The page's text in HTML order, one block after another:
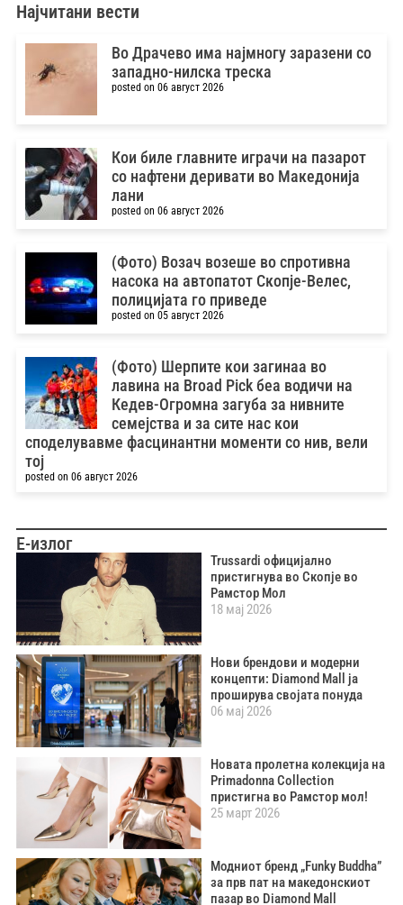
Најчитани вести
Во Драчево има најмногу заразени со
западно-нилска треска
posted on 06 август 2026
Кои биле главните играчи на пазарот
со нафтени деривати во Македонија
лани
posted on 06 август 2026
(Фото) Возач возеше во спротивна
насока на автопатот Скопје-Велес,
полицијата го приведе
posted on 05 август 2026
(Фото) Шерпите кои загинаа во
лавина на Broad Pick беа водичи на
Кедев-Oгромна загуба за нивните
семејства и за сите нас кои
споделувавме фасцинантни моменти со нив, вели
тој
posted on 06 август 2026
Е-излог
Trussardi официјално
пристигнува во Скопје во
Рамстор Мол
18 мај 2026
Нови брендови и модерни
концепти: Diamond Mall ја
проширува својата понуда
06 мај 2026
Новата пролетна колекција на
Primadonna Collection
пристигна во Рамстор мол!
25 март 2026
Модниот бренд „Funky Buddha”
за прв пат на македонскиот
пазар во Diamond Mall